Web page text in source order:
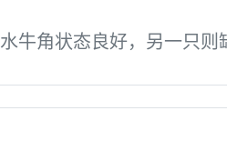
牛角状态良好，另一只则